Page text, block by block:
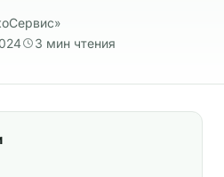
3 мин чтения